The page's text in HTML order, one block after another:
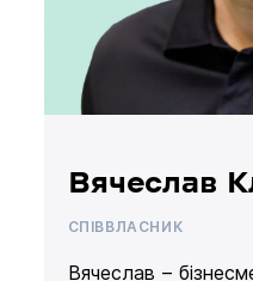
Вячеслав
СПІВВЛАСНИК
Вячеслав –